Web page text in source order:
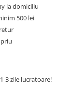
la domiciliu
500 lei
3 zile lucratoare!